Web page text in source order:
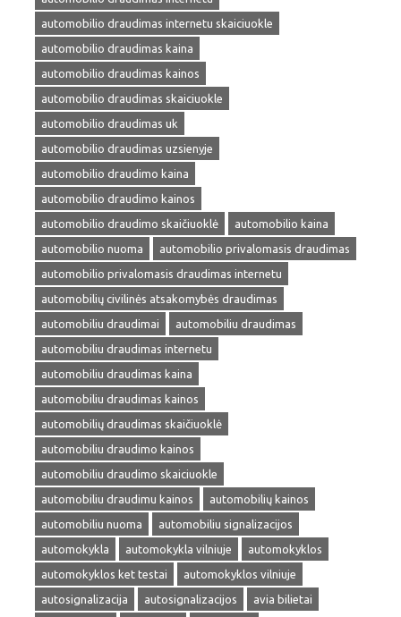
automobilio draudimas internetu skaiciuokle
automobilio draudimas kaina
automobilio draudimas kainos
automobilio draudimas skaiciuokle
automobilio draudimas uk
automobilio draudimas uzsienyje
automobilio draudimo kaina
automobilio draudimo kainos
automobilio draudimo skaičiuoklė
automobilio kaina
automobilio nuoma
automobilio privalomasis draudimas
automobilio privalomasis draudimas internetu
automobilių civilinės atsakomybės draudimas
automobiliu draudimai
automobiliu draudimas
automobiliu draudimas internetu
automobiliu draudimas kaina
automobiliu draudimas kainos
automobilių draudimas skaičiuoklė
automobiliu draudimo kainos
automobiliu draudimo skaiciuokle
automobiliu draudimu kainos
automobilių kainos
automobiliu nuoma
automobiliu signalizacijos
automokykla
automokykla vilniuje
automokyklos
automokyklos ket testai
automokyklos vilniuje
autosignalizacija
autosignalizacijos
avia bilietai